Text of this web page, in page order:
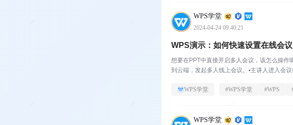
WPS学堂
2024-04-24 09:40:21
WPS演示：如何快速设置在线会议
想要在PPT中直接开启多人会议，该怎么操
到云端，发起多人线上会议。▪主讲人进入会
WPS学堂 #WPS学堂 #WPS
WPS学堂